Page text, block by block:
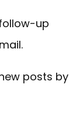
up
posts by